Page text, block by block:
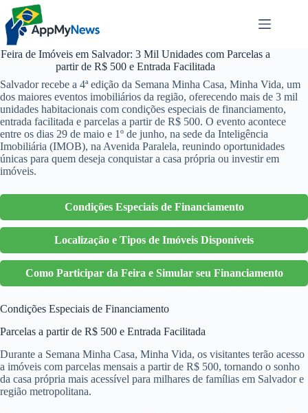
Pular
para
conteúdo
Feira de Imóveis em Salvador: 3 Mil Unidades com Parcelas a
partir de R$ 500 e Entrada Facilitada
Salvador recebe a 4ª edição da Semana Minha Casa, Minha Vida, um
dos maiores eventos imobiliários da região, oferecendo mais de 3 mil
unidades habitacionais com condições especiais de financiamento,
entrada facilitada e parcelas a partir de R$ 500. O evento acontece
entre os dias 29 de maio e 1º de junho, na sede da Inteligência
Imobiliária (IMOB), na Avenida Paralela, reunindo oportunidades
únicas para quem deseja conquistar a casa própria ou investir em
imóveis.
Condições Especiais de Financiamento
Localização e Tipos de Imóveis Disponíveis
Como Participar da Feira e Simular seu Financiamento
Condições Especiais de Financiamento
Parcelas a partir de R$ 500 e Entrada Facilitada
Durante a Semana Minha Casa, Minha Vida, os visitantes terão acesso
a imóveis com parcelas mensais a partir de R$ 500, tornando o sonho
da casa própria mais acessível para milhares de famílias em Salvador e
região metropolitana.